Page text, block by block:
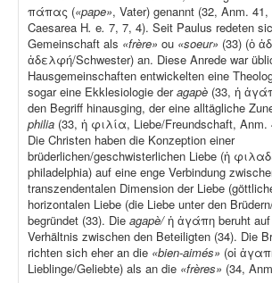
πάπας («pape», Vater) genannt (32, Anm.
Caesarea H. e. 7, 7, 4). Seit Paulus redeten
Gemeinschaft als «frère» ou «soeur» (33) (ὁ
ἀδελφή/Schwester) an. Diese Anrede war
Hausgemeinschaften entwickelten eine
sogar eine Ekklesiologie deragapè (33, ἡ
den Begriff hinausging, der eine alltägliche
philia (33, ἡ φιλία, Liebe/Freundschaft, Anm.
Die Christen haben die Konzeption einer
brüderlichen/geschwisterlichen Liebe (ἡ
philadelphia) auf eine enge Verbindung
transzendentalen Dimension der Liebe
horizontalen Liebe (die Liebe unter den
begründet (33). Die agapè/ἡ ἀγάπη beruht auf
Verhältnis zwischen den Beteiligten (34). Die
richten sich eher an die «bien-aimés» (οἱ
Lieblinge/Geliebte) als an die «frères» (34,